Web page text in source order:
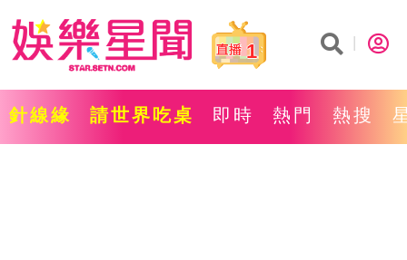
1
針線緣 請世界吃桌 即時 熱門 熱搜